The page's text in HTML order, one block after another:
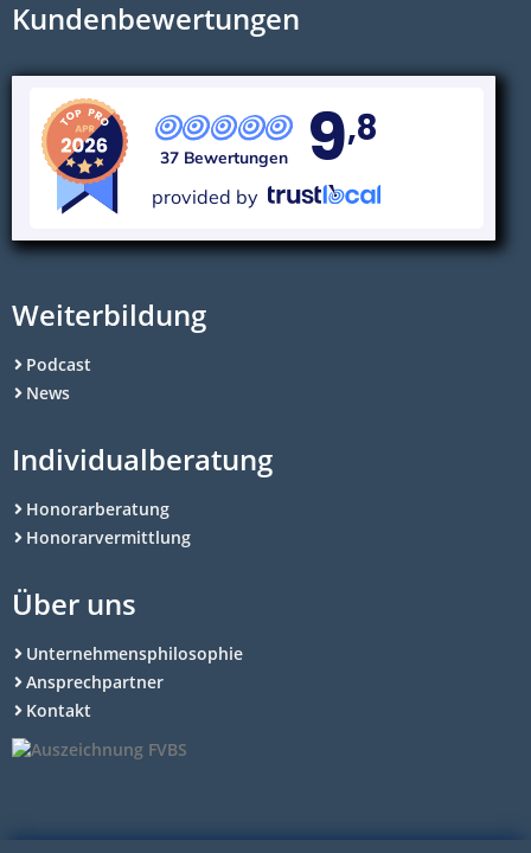
Kundenbewertungen
37 Bewertungen 9,8
provided by
Weiterbildung
Podcast
News
Individualberatung
Honorarberatung
Honorarvermittlung
Über uns
Unternehmensphilosophie
Ansprechpartner
Kontakt